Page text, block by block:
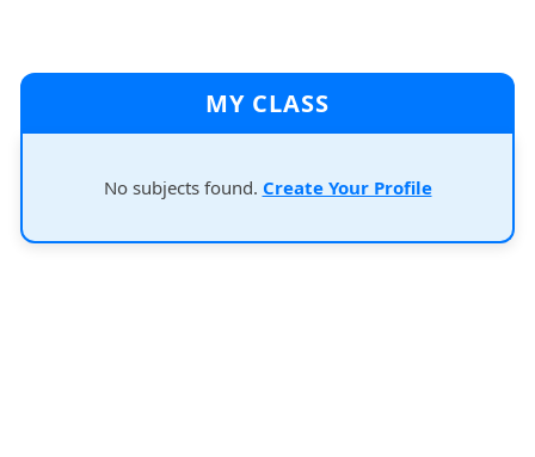
MY CLASS
No subjects found. Create Your Profile